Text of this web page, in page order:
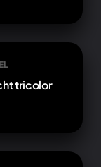
tricolor